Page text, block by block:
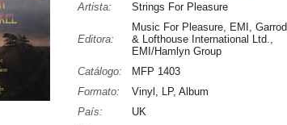
Artista:
Strings For Pleasure
Editora:
Music For Pleasure, EMI, Garrod
& Lofthouse International Ltd.,
EMI/Hamlyn Group
Catálogo: MFP 1403
Formato:
Vinyl, LP, Album
País:
UK